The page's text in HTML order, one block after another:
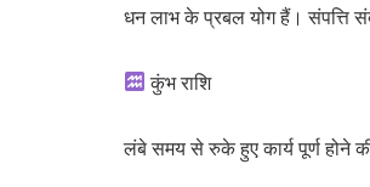
धन लाभ के प्रबल योग हैं। संपत्ति
कुंभ राशि
लंबे समय से रुके हुए कार्य पूर्ण होने